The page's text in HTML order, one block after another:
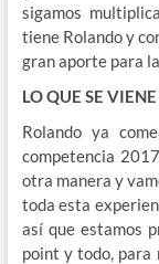
sigamos
tiene Rolando y
gran aporte para la
LO QUE SE VIENE
Rolando ya
competencia
otra manera y
toda esta
así que estamos
point y todo, para